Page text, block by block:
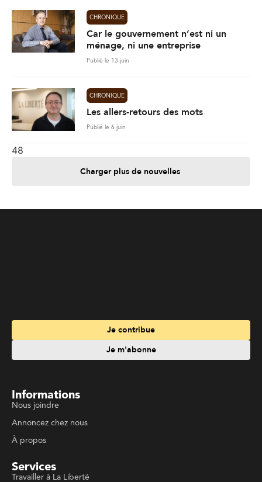
CHRONIQUE
Car le gouvernement n’est ni un
ménage, ni une entreprise
Publié le 13 juin
CHRONIQUE
Les allers-retours des mots
Publié le 6 juin
48
Charger plus de nouvelles
Informations
Services
Travailler à La Liberté
Emplois en français